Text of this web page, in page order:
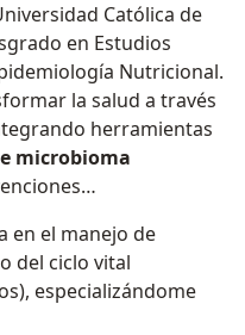
Católica de
en Estudios
Nutricional.
la salud a través
herramientas
microbioma
en el manejo de
del ciclo vital
especializándome